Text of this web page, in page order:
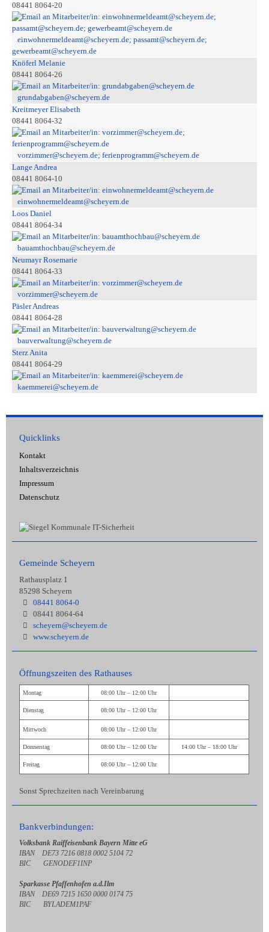
08441 8064-20
einwohnermeldeamt@scheyern.de; passamt@scheyern.de;
gewerbeamt@scheyern.de
Knöferl Melanie
08441 8064-26
grundabgaben@scheyern.de
Kreitmeyer Elisabeth
08441 8064-32
vorzimmer@scheyern.de; ferienprogramm@scheyern.de
Lange Andrea
08441 8064-10
einwohnermeldeamt@scheyern.de
Loos Daniel
08441 8064-34
bauamthochbau@scheyern.de
Neumayr Rosemarie
08441 8064-33
vorzimmer@scheyern.de
Päsler Andreas
08441 8064-28
bauverwaltung@scheyern.de
Sterz Anita
08441 8064-29
kaemmerei@scheyern.de
Quicklinks
Kontakt
Inhaltsverzeichnis
Impressum
Datenschutz
Gemeinde Scheyern
Rathausplatz 1
85298 Scheyern
08441 8064-0
08441 8064-64
scheyern@scheyern.de
www.scheyern.de
Öffnungszeiten des Rathauses
Montag 08:00 Uhr – 12:00 Uhr
Dienstag 08:00 Uhr – 12:00 Uhr
Mittwoch 08:00 Uhr – 12:00 Uhr
Donnerstag 08:00 Uhr – 12:00 Uhr 14:00 Uhr – 18:00 Uhr
Freitag 08:00 Uhr – 12:00 Uhr
Sonst Sprechzeiten nach Vereinbarung
Bankverbindungen:
Volksbank Raiffeisenbank Bayern Mitte eG
IBAN DE73 7216 0818 0002 5104 72
BIC GENODEF1INP
Sparkasse Pfaffenhofen a.d.Ilm
IBAN DE69 7215 1650 0000 0174 75
BIC BYLADEM1PAF